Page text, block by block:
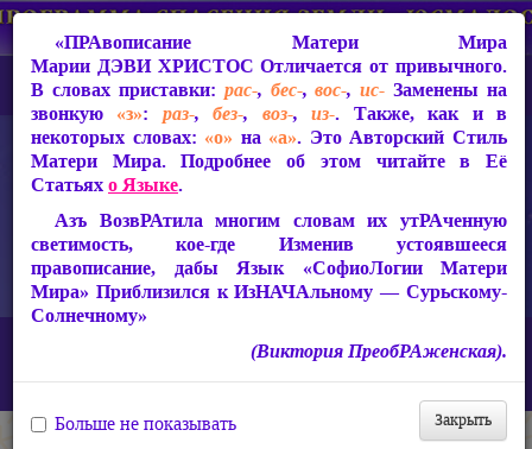
СакРАльная Поэзия Матери Мира
Небесная Узница
Ты ли — Иоанн Богослов?
«ПРАвописание Матери Мира
Марии ДЭВИ ХРИСТОС Отличается от привычного.
В словах приставки: рас-, бес-,вос-,ис- Заменены на
звонкую «з»: раз-,без-, воз-,из-. Также, как и в
некоторых словах: «о» на «а». Это Авторский Стиль
Матери Мира. Подробнее об этом читайте в Её
Статьяхо Языке.
Азъ ВозвРАтила многим словам их утРАченную
светимость, кое-где Изменив устоявшееся
правописание, дабы Язык «СофиоЛогии Матери
Мира» Приблизился к ИзНАЧАльному — Сурьскому-
Солнечному»
(Виктория ПреобРАженская).
Закрыть
Больше не показывать